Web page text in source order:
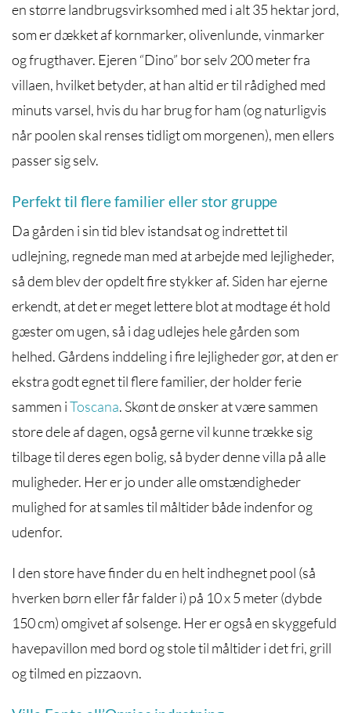
en større landbrugsvirksomhed med i alt 35 hektar jord,
som er dækket af kornmarker, olivenlunde, vinmarker
og frugthaver. Ejeren “Dino” bor selv 200 meter fra
villaen, hvilket betyder, at han altid er til rådighed med
minuts varsel, hvis du har brug for ham (og naturligvis
når poolen skal renses tidligt om morgenen), men ellers
passer sig selv.
Perfekt til flere familier eller stor gruppe
Da gården i sin tid blev istandsat og indrettet til
udlejning, regnede man med at arbejde med lejligheder,
så dem blev der opdelt fire stykker af. Siden har ejerne
erkendt, at det er meget lettere blot at modtage ét hold
gæster om ugen, så i dag udlejes hele gården som
helhed. Gårdens inddeling i fire lejligheder gør, at den er
ekstra godt egnet til flere familier, der holder ferie
sammen iToscana. Skønt de ønsker at være sammen
store dele af dagen, også gerne vil kunne trække sig
tilbage til deres egen bolig, så byder denne villa på alle
muligheder. Her er jo under alle omstændigheder
mulighed for at samles til måltider både indenfor og
udenfor.
I den store have finder du en helt indhegnet pool (så
hverken børn eller får falder i) på 10 x 5 meter (dybde
150 cm) omgivet af solsenge. Her er også en skyggefuld
havepavillon med bord og stole til måltider i det fri, grill
og tilmed en pizzaovn.